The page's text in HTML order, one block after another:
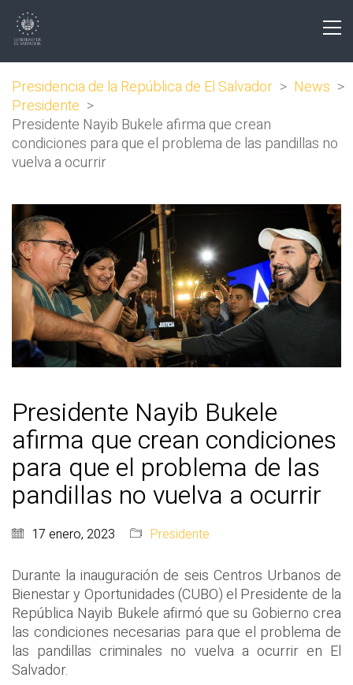
Presidencia de la República de El Salvador > News >
Presidente >
Presidente Nayib Bukele afirma que crean
condiciones para que el problema de las pandillas no
vuelva a ocurrir
Presidente Nayib Bukele
afirma que crean condiciones
para que el problema de las
pandillas no vuelva a ocurrir
17 enero, 2023 Presidente
Durante la inauguración de seis Centros Urbanos de
Bienestar y Oportunidades (CUBO) el Presidente de la
República Nayib Bukele afirmó que su Gobierno crea
las condiciones necesarias para que el problema de
las pandillas criminales no vuelva a ocurrir en El
Salvador.